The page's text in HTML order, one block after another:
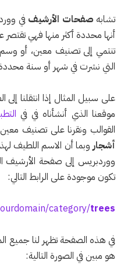
تشابه صفحات الأرشيففي
أنها محددة أكثر منها فهي
تنتمي إلى تصنيف معين، أو
التي نشرت في شهر أو سنة
على سبيل المثال إذا انتقلنا
موقعنا الذي أنشأناه في في
القوالب ونقرنا على تصنيف
أشجار وبما أن الاسم اللطيف
ووردبريس إلى صفحة الأرشيف
تكون موجودة على الرابط التالي:
category/trees
في هذه الصفحة تظهر لنا جميع
هو مبين في الصورة التالية: